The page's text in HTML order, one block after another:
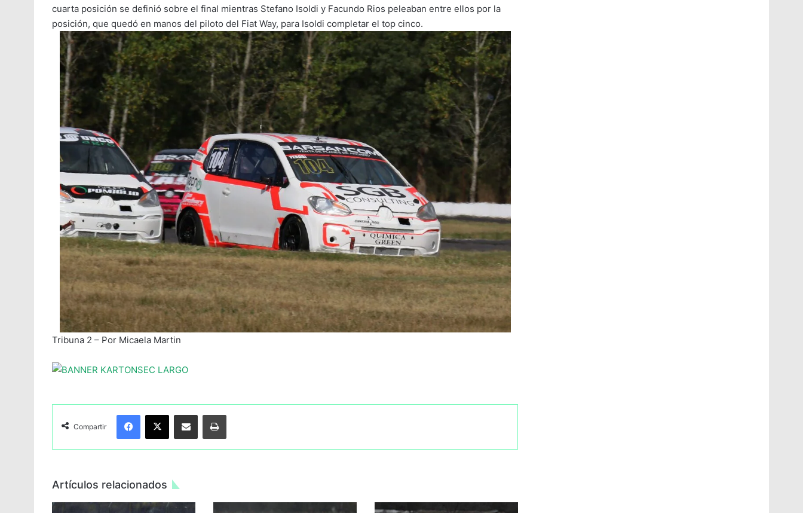
cuarta posición se definió sobre el final mientras Stefano Isoldi y Facundo Rios peleaban entre ellos por la
posición, que quedó en manos del piloto del Fiat Way, para Isoldi completar el top cinco.
Tribuna 2 – Por Micaela Martin
Compartir
Facebook
X Compartir por Email Imprimir
Artículos relacionados